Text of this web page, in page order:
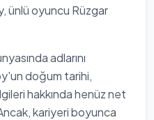
ünlü oyuncu Rüzgar
adlarını
doğum tarihi,
hakkında henüz net
kariyeri boyunca